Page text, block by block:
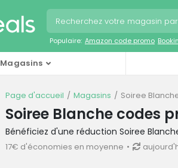
Populaire: Amazon code promo
Magasins
Page d'accueil Magasins Soiree
Soiree Blanche codes
Bénéficiez d'une réduction Soiree
17€ d'économies en moyenne